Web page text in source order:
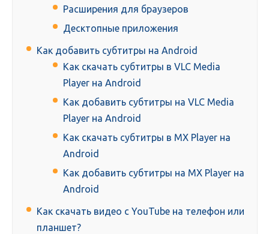
Расширения для браузеров
Десктопные приложения
Как добавить субтитры на Android
Как скачать субтитры в VLC Media
Player на Android
Как добавить субтитры на VLC Media
Player на Android
Как скачать субтитры в MX Player на
Android
Как добавить субтитры на MX Player на
Android
Как скачать видео с YouTube на телефон или
планшет?